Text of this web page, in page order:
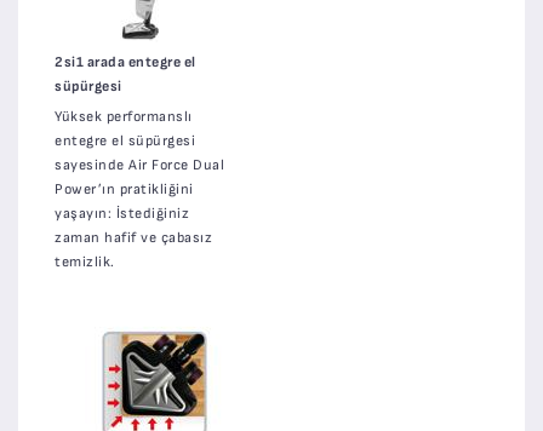
2si1 arada entegre el
süpürgesi
Yüksek performanslı
entegre el süpürgesi
sayesinde Air Force Dual
Power’ın pratikliğini
yaşayın: İstediğiniz
zaman hafif ve çabasız
temizlik.